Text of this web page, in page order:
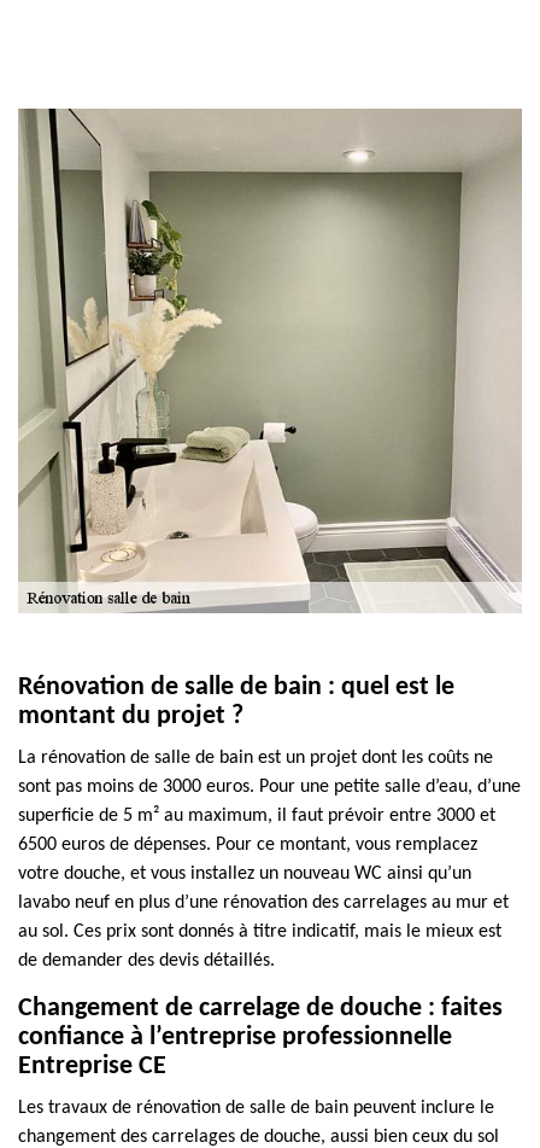
Rénovation de salle de bain : quel est le
montant du projet ?
La rénovation de salle de bain est un projet dont les coûts ne
sont pas moins de 3000 euros. Pour une petite salle d’eau, d’une
superficie de 5 m² au maximum, il faut prévoir entre 3000 et
6500 euros de dépenses. Pour ce montant, vous remplacez
votre douche, et vous installez un nouveau WC ainsi qu’un
lavabo neuf en plus d’une rénovation des carrelages au mur et
au sol. Ces prix sont donnés à titre indicatif, mais le mieux est
de demander des devis détaillés.
Changement de carrelage de douche : faites
confiance à l’entreprise professionnelle
Entreprise CE
Les travaux de rénovation de salle de bain peuvent inclure le
changement des carrelages de douche, aussi bien ceux du sol